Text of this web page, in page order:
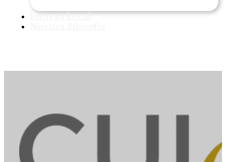
Entrega Local